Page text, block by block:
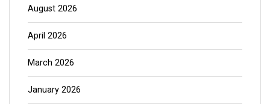
August 2026
April 2026
March 2026
January 2026